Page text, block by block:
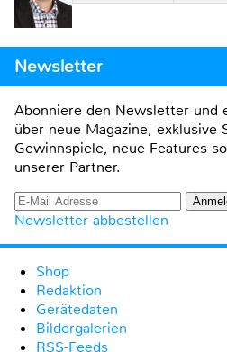
Newsletter
Abonniere den Newsletter und
über neue Magazine, exklusive
Gewinnspiele, neue Features
unserer Partner.
Newsletter abbestellen
Shop
Redaktion
Gerätedaten
Bildergalerien
RSS-Feeds